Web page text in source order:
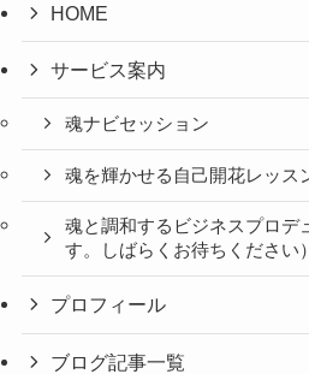
HOME
サービス案内
魂ナビセッション
魂を輝かせる自己開花レッス
魂と調和するビジネスプロデ
す。しばらくお待ちください）
プロフィール
ブログ記事一覧